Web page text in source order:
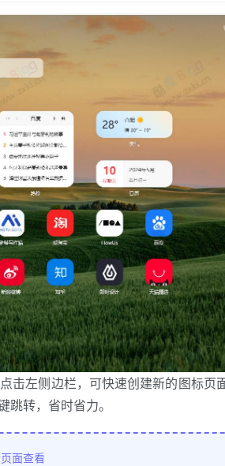
击左侧边栏，可快速创建新的图标页
转，省时省力。
面查看